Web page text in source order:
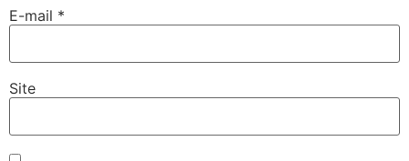
E-mail *
Site